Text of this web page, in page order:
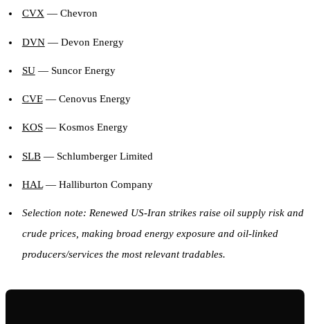
CVX— Chevron
DVN— Devon Energy
SU— Suncor Energy
CVE— Cenovus Energy
KOS— Kosmos Energy
SLB— Schlumberger Limited
HAL— Halliburton Company
Selection note: Renewed US-Iran strikes raise oil supply risk and
crude prices, making broad energy exposure and oil-linked
producers/services the most relevant tradables.